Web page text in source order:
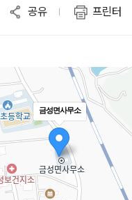
공유 프린터
금성면사무소